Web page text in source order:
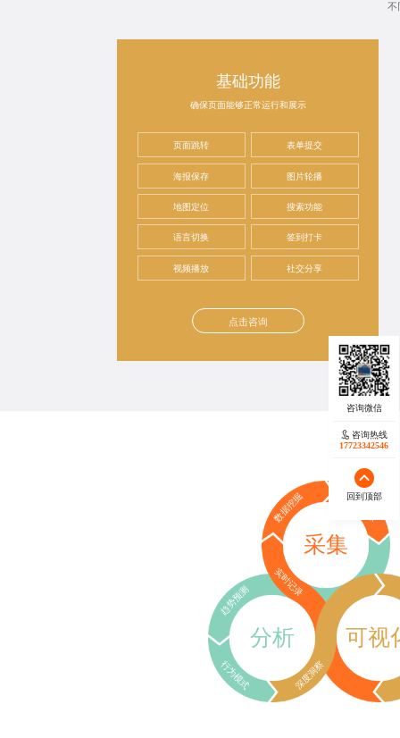
不
基础功能
确保页面能够正常运行和展示
页面跳转 表单提交
海报保存 图片轮播
地图定位 搜索功能
语言切换 签到打卡
视频播放 社交分享
点击咨询
采集
数据挖掘 行为追踪
实时记录
分析
趋势预测
行为模式 深度洞察
可视
咨询热线
17723342546
回到顶部